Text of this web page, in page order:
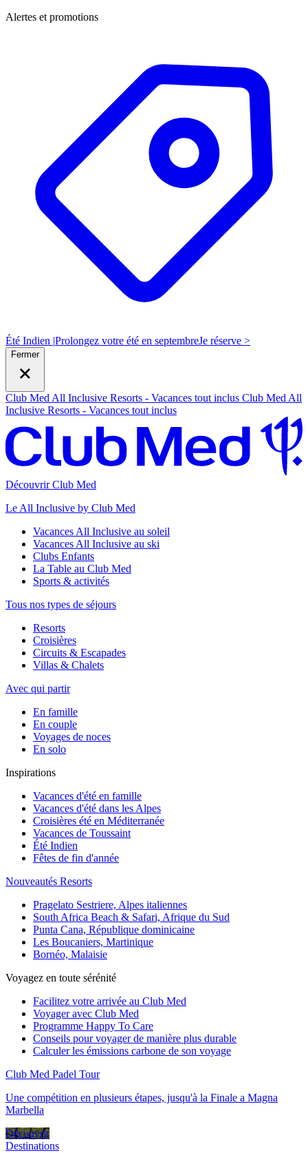
Alertes et promotions
Été Indien |Prolongez votre été en septembreJe réserve >
Fermer
Club Med All Inclusive Resorts - Vacances tout inclus Club Med All
Inclusive Resorts - Vacances tout inclus
Découvrir Club Med
Le All Inclusive by Club Med
Vacances All Inclusive au soleil
Vacances All Inclusive au ski
Clubs Enfants
La Table au Club Med
Sports & activités
Tous nos types de séjours
Resorts
Croisières
Circuits & Escapades
Villas & Chalets
Avec qui partir
En famille
En couple
Voyages de noces
En solo
Inspirations
Vacances d'été en famille
Vacances d'été dans les Alpes
Croisières été en Méditerranée
Vacances de Toussaint
Été Indien
Fêtes de fin d'année
Nouveautés Resorts
Pragelato Sestriere, Alpes italiennes
South Africa Beach & Safari, Afrique du Sud
Punta Cana, République dominicaine
Les Boucaniers, Martinique
Bornéo, Malaisie
Voyagez en toute sérénité
Facilitez votre arrivée au Club Med
Voyager avec Club Med
Programme Happy To Care
Conseils pour voyager de manière plus durable
Calculer les émissions carbone de son voyage
Club Med Padel Tour
Une compétition en plusieurs étapes, jusqu'à la Finale a Magna
Marbella
Découvrir
Destinations